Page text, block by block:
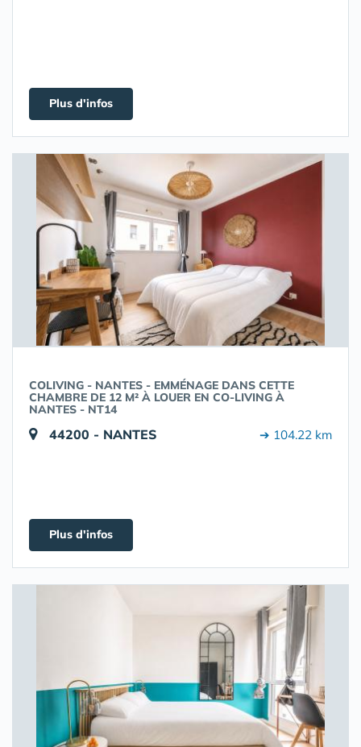
Plus d'infos
COLIVING - NANTES - EMMÉNAGE DANS CETTE
CHAMBRE DE 12 M² À LOUER EN CO-LIVING À
NANTES - NT14
44200 - NANTES ➔ 104.22 km
Plus d'infos